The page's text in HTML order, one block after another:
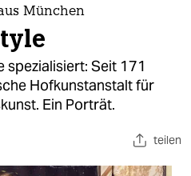
München
spezialisiert: Seit 171
Hofkunstanstalt für
Ein Porträt.
teilen